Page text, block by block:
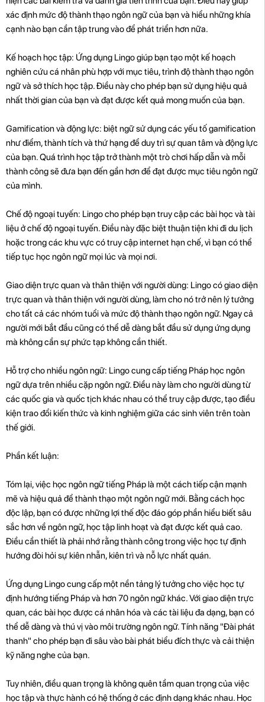
xác định mức độ thành thạo ngôn ngữ của bạn và hiểu những khía
cạnh nào bạn cần tập trung vào để phát triển hơn nữa.
Kế hoạch học tập: Ứng dụng Lingo giúp bạn tạo một kế hoạch
nghiên cứu cá nhân phù hợp với mục tiêu, trình độ thành thạo ngôn
ngữ và sở thích học tập. Điều này cho phép bạn sử dụng hiệu quả
nhất thời gian của bạn và đạt được kết quả mong muốn của bạn.
Gamification và động lực: biệt ngữ sử dụng các yếu tố gamification
như điểm, thành tích và thứ hạng để duy trì sự quan tâm và động lực
của bạn. Quá trình học tập trở thành một trò chơi hấp dẫn và mỗi
thành công sẽ đưa bạn đến gần hơn để đạt được mục tiêu ngôn ngữ
của mình.
Chế độ ngoại tuyến: Lingo cho phép bạn truy cập các bài học và tài
liệu ở chế độ ngoại tuyến. Điều này đặc biệt thuận tiện khi đi du lịch
hoặc trong các khu vực có truy cập internet hạn chế, vì bạn có thể
tiếp tục học ngôn ngữ mọi lúc và mọi nơi.
Giao diện trực quan và thân thiện với người dùng: Lingo có giao diện
trực quan và thân thiện với người dùng, làm cho nó trở nên lý tưởng
cho tất cả các nhóm tuổi và mức độ thành thạo ngôn ngữ. Ngay cả
người mới bắt đầu cũng có thể dễ dàng bắt đầu sử dụng ứng dụng
mà không cần sự phức tạp không cần thiết.
Hỗ trợ cho nhiều ngôn ngữ: Lingo cung cấp tiếng Pháp học ngôn
ngữ dựa trên nhiều cặp ngôn ngữ. Điều này làm cho người dùng từ
các quốc gia và quốc tịch khác nhau có thể truy cập được, tạo điều
kiện trao đổi kiến ​​thức và kinh nghiệm giữa các sinh viên trên toàn
thế giới.
Phần kết luận:
Tóm lại, việc học ngôn ngữ tiếng Pháp là một cách tiếp cận mạnh
mẽ và hiệu quả để thành thạo một ngôn ngữ mới. Bằng cách học
độc lập, bạn có được những lợi thế độc đáo góp phần hiểu biết sâu
sắc hơn về ngôn ngữ, học tập linh hoạt và đạt được kết quả cao.
Điều cần thiết là phải nhớ rằng thành công trong việc học tự định
hướng đòi hỏi sự kiên nhẫn, kiên trì và nỗ lực nhất quán.
Ứng dụng Lingo cung cấp một nền tảng lý tưởng cho việc học tự
định hướng tiếng Pháp và hơn 70 ngôn ngữ khác. Với giao diện trực
quan, các bài học được cá nhân hóa và các tài liệu đa dạng, bạn có
thể dễ dàng và thú vị vào môi trường ngôn ngữ. Tính năng "Đài phát
thanh" cho phép bạn đi sâu vào bài phát biểu đích thực và cải thiện
kỹ năng nghe của bạn.
Tuy nhiên, điều quan trọng là không quên tầm quan trọng của việc
học tập và thực hành có hệ thống ở các định dạng khác nhau. Học